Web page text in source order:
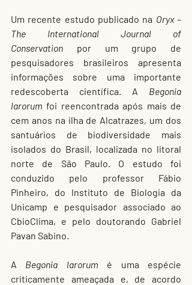
Um recente estudo publicado na Oryx –
The International Journal of
Conservation por um grupo de
pesquisadores brasileiros apresenta
informações sobre uma importante
redescoberta científica. A Begonia
larorum foi reencontrada após mais de
cem anos na ilha de Alcatrazes, um dos
santuários de biodiversidade mais
isolados do Brasil, localizada no litoral
norte de São Paulo. O estudo foi
conduzido pelo professor Fábio
Pinheiro, do Instituto de Biologia da
Unicamp e pesquisador associado ao
CbioClima, e pelo doutorando Gabriel
Pavan Sabino.
A Begonia larorum é uma espécie
criticamente ameaçada e, de acordo